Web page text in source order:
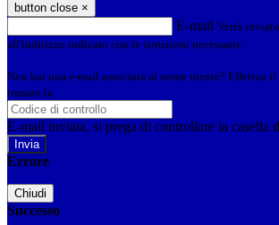
button close ×
E-mail Verrà
all'indirizzo indicato con le istruzioni necessarie.
Non hai una e-mail associata al nome utente? Effettua il
tramite la
E-mail inviata, si prega di controllare la casella
Errore
Chiudi
Successo